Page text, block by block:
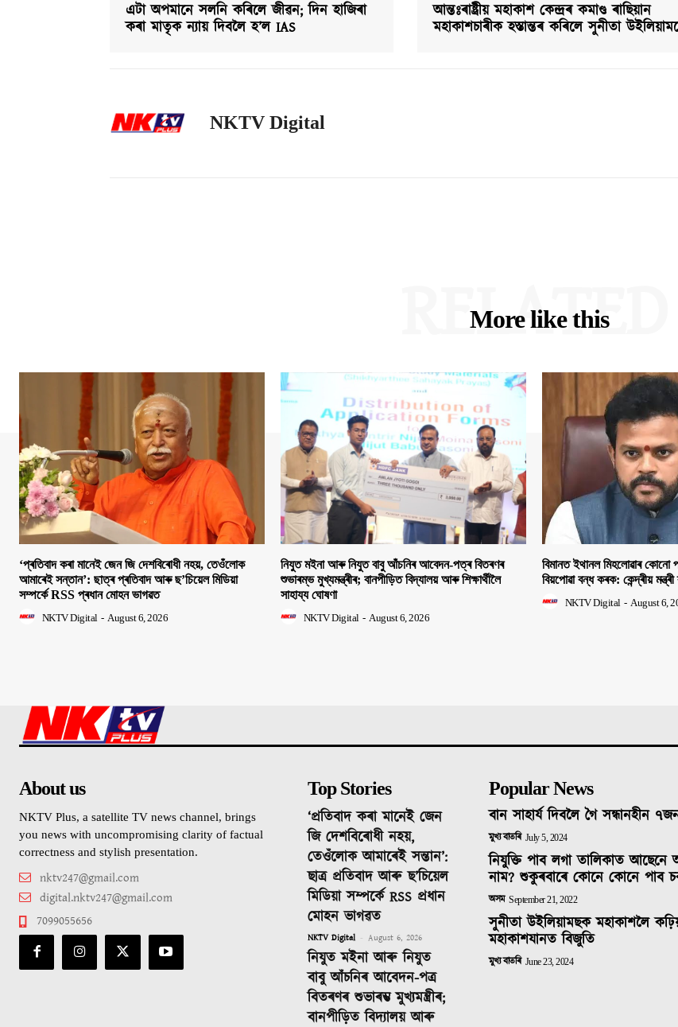
এটা অপমানে সলনি কৰিলে জীৱন; দিন হাজিৰা
কৰা মাতৃক ন্যায় দিবলৈ হ’ল IAS
আন্তঃৰাষ্ট্ৰীয় মহাকাশ কেন্দ্ৰৰ কমাণ্ড ৰাছিয়ান
মহাকাশচাৰীক হস্তান্তৰ কৰিলে সুনীতা
NKTV Digital
More like this
RELATED
‘প্ৰতিবাদ কৰা মানেই জেন জি দেশবিৰোধী নহয়, তেওঁলোক
আমাৰেই সন্তান’: ছাত্ৰ প্ৰতিবাদ আৰু ছ’চিয়েল মিডিয়া
সম্পৰ্কে RSS প্ৰধান মোহন ভাগৱত
NKTV Digital - August 6, 2026
নিযুত মইনা আৰু নিযুত বাবু আঁচনিৰ আবেদন-পত্ৰ বিতৰণৰ
শুভাৰম্ভ মুখ্যমন্ত্ৰীৰ; বানপীড়িত বিদ্যালয় আৰু শিক্ষাৰ্থীলৈ
সাহায্য ঘোষণা
NKTV Digital - August 6, 2026
বিমানত ইথানল মিহলোৱাৰ কোনো
বিয়পোৱা বন্ধ কৰক: কেন্দ্ৰীয়
NKTV Digital - August 6,
About us
NKTV Plus, a satellite TV news channel, brings
you news with uncompromising clarity of factual
correctness and stylish presentation.
nktv247@gmail.com
digital.nktv247@gmail.com
7099055656
Top Stories
‘প্ৰতিবাদ কৰা মানেই জেন
জি দেশবিৰোধী নহয়,
তেওঁলোক আমাৰেই সন্তান’:
ছাত্ৰ প্ৰতিবাদ আৰু ছ’চিয়েল
মিডিয়া সম্পৰ্কে RSS প্ৰধান
মোহন ভাগৱত
NKTV Digital - August 6, 2026
নিযুত মইনা আৰু নিযুত
বাবু আঁচনিৰ আবেদন-পত্ৰ
বিতৰণৰ শুভাৰম্ভ মুখ্যমন্ত্ৰীৰ;
বানপীড়িত বিদ্যালয় আৰু
Popular News
বান সাহাৰ্য দিবলৈ গৈ সন্ধানহীন
মুখ্য বাতৰি July 5, 2024
নিযুক্তি পাব লগা তালিকাত
নাম? শুকুৰবাৰে কোনে কোনে পাব
অসম September 21, 2022
সুনীতা উইলিয়ামছক মহাকাশলৈ
মহাকাশযানত বিজুতি
মুখ্য বাতৰি June 23, 2024